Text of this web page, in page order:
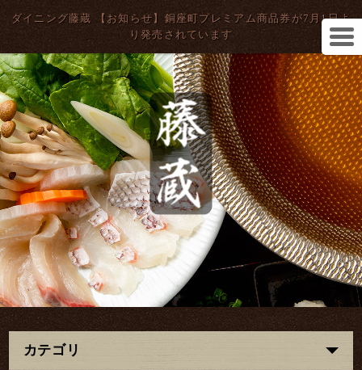
ダイニング藤蔵 【お知らせ】銅座町プレミアム商品券が7月1日よ
り発売されています
カテゴリ